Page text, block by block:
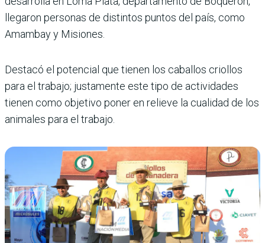
llegaron personas de distintos puntos del país, como
Amambay y Misiones.
Destacó el potencial que tienen los caballos criollos
para el trabajo; justamente este tipo de actividades
tienen como objetivo poner en relieve la cualidad de los
animales para el trabajo.